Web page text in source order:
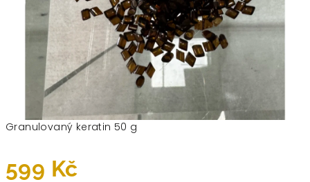
Granulovaný keratin 50 g
599 Kč